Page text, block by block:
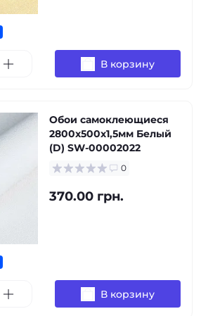
В корзину
Обои самоклеющиеся
2800х500х1,5мм Белый
(D) SW-00002022
0
370.00 грн.
В корзину